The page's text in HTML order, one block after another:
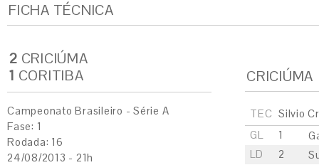
FICHA TÉCNICA
2 CRICIÚMA
1 CORITIBA
Campeonato Brasileiro - Série A
Fase: 1
Rodada: 16
24/08/2013 - 21h
CRICIÚMA
TEC Silvio
GL
1
LD
2